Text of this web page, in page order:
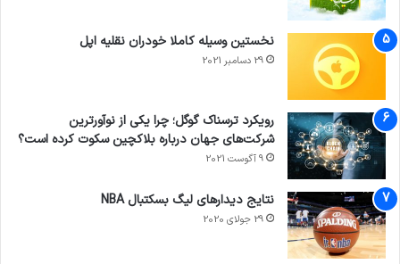
نخستین وسیله کاملا خودران نقلیه اپل
29 دسامبر 2021
رویکرد ترسناک گوگل؛ چرا یکی از نوآورترین
شرکت‌های جهان درباره بلاکچین سکوت کرده است؟
9 آگوست 2021
نتایج دیدار‌های لیگ بسکتبال NBA
29 جولای 2020